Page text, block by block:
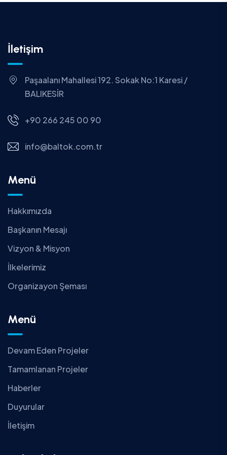
İletişim
Paşaalanı Mahallesi 192. Sokak No:1 Karesi /
BALIKESİR
+90 266 245 00 90
info@baltok.com.tr
Menü
Hakkımızda
Başkanın Mesajı
Vizyon & Misyon
İlkelerimiz
Organizayon Şeması
Menü
Devam Eden Projeler
Tamamlanan Projeler
Haberler
Duyurular
İletişim